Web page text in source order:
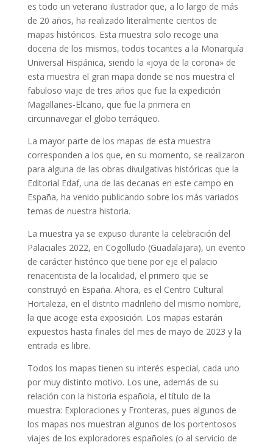
es todo un veterano ilustrador que, a lo largo de más
de 20 años, ha realizado literalmente cientos de
mapas históricos. Esta muestra solo recoge una
docena de los mismos, todos tocantes a la Monarquía
Universal Hispánica, siendo la «joya de la corona» de
esta muestra el gran mapa donde se nos muestra el
fabuloso viaje de tres años que fue la expedición
Magallanes-Elcano, que fue la primera en
circunnavegar el globo terráqueo.
La mayor parte de los mapas de esta muestra
corresponden a los que, en su momento, se realizaron
para alguna de las obras divulgativas históricas que la
Editorial Edaf, una de las decanas en este campo en
España, ha venido publicando sobre los más variados
temas de nuestra historia.
La muestra ya se expuso durante la celebración del
Palaciales 2022, en Cogolludo (Guadalajara), un evento
de carácter histórico que tiene por eje el palacio
renacentista de la localidad, el primero que se
construyó en España. Ahora, es el Centro Cultural
Hortaleza, en el distrito madrileño del mismo nombre,
la que acoge esta exposición. Los mapas estarán
expuestos hasta finales del mes de mayo de 2023 y la
entrada es libre.
Todos los mapas tienen su interés especial, cada uno
por muy distinto motivo. Los une, además de su
relación con la historia española, el título de la
muestra: Exploraciones y Fronteras, pues algunos de
los mapas nos muestran algunos de los portentosos
viajes de los exploradores españoles (o al servicio de